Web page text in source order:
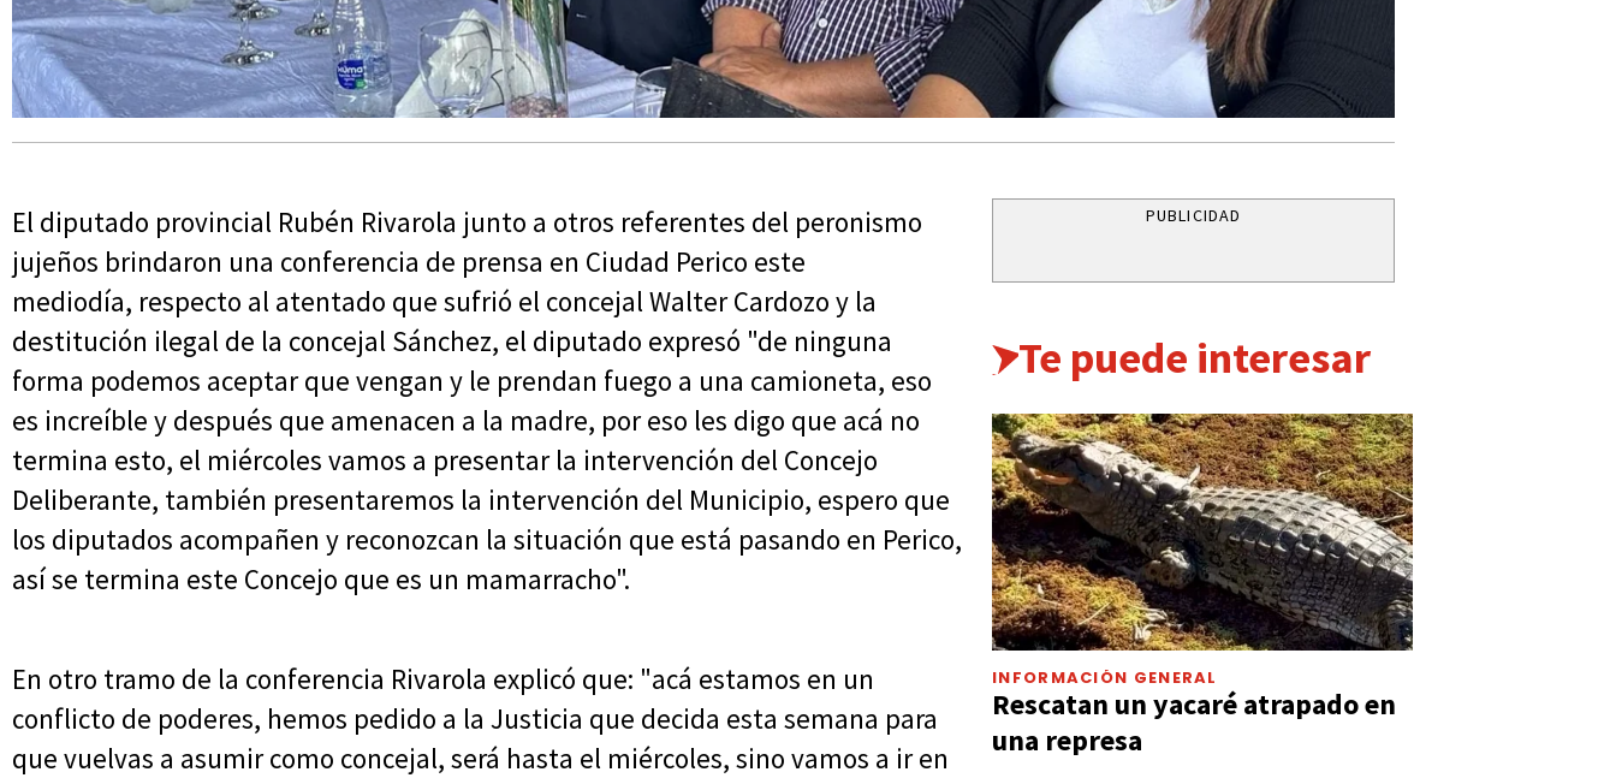
El diputado provincial Rubén Rivarola junto a otros referentes del peronismo
jujeños brindaron una conferencia de prensa en Ciudad Perico este
mediodía, respecto al atentado que sufrió el concejal Walter Cardozo y la
destitución ilegal de la concejal Sánchez, el diputado expresó "de ninguna
forma podemos aceptar que vengan y le prendan fuego a una camioneta, eso
es increíble y después que amenacen a la madre, por eso les digo que acá no
termina esto, el miércoles vamos a presentar la intervención del Concejo
Deliberante, también presentaremos la intervención del Municipio, espero que
los diputados acompañen y reconozcan la situación que está pasando en Perico,
así se termina este Concejo que es un mamarracho".
En otro tramo de la conferencia Rivarola explicó que: "acá estamos en un
conflicto de poderes, hemos pedido a la Justicia que decida esta semana para
que vuelvas a asumir como concejal, será hasta el miércoles, sino vamos a ir en
PUBLICIDAD
Te puede interesar
INFORMACIÓN GENERAL
Rescatan un yacaré atrapado en
una represa